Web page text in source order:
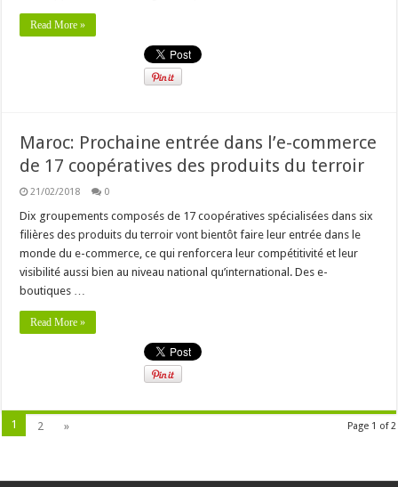
Read More »
Maroc: Prochaine entrée dans l’e-commerce
de 17 coopératives des produits du terroir
21/02/2018 0
Dix groupements composés de 17 coopératives spécialisées dans six
filières des produits du terroir vont bientôt faire leur entrée dans le
monde du e-commerce, ce qui renforcera leur compétitivité et leur
visibilité aussi bien au niveau national qu’international. Des e-
boutiques …
Read More »
Page 1 of 2
1 2 »